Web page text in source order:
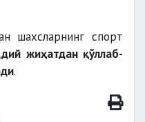
шахсларнинг спорт
жиҳатдан қўллаб-
.